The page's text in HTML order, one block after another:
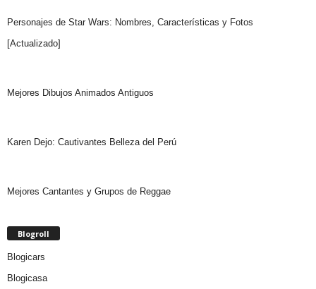
Personajes de Star Wars: Nombres, Características y Fotos
[Actualizado]
Mejores Dibujos Animados Antiguos
Karen Dejo: Cautivantes Belleza del Perú
Mejores Cantantes y Grupos de Reggae
Blogroll
Blogicars
Blogicasa